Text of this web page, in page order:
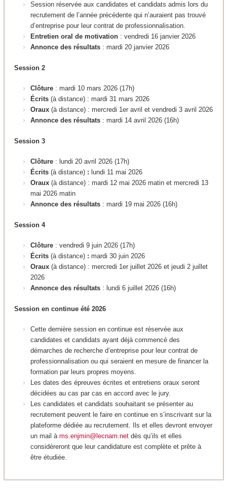
Session réservée aux candidates et candidats admis lors du
recrutement de l’année précédente qui n’auraient pas trouvé
d’entreprise pour leur contrat de professionnalisation.
Entretien oral de motivation : vendredi 16 janvier 2026
Annonce des résultats : mardi 20 janvier 2026
Session 2
Clôture : mardi 10 mars 2026 (17h)
Écrits (à distance) : mardi 31 mars 2026
Oraux (à distance) : mercredi 1er avril et vendredi 3 avril 2026
Annonce des résultats : mardi 14 avril 2026 (16h)
Session 3
Clôture : lundi 20 avril 2026 (17h)
Écrits (à distance) : lundi 11 mai 2026
Oraux (à distance) : mardi 12 mai 2026 matin et mercredi 13
mai 2026 matin
Annonce des résultats : mardi 19 mai 2026 (16h)
Session 4
Clôture : vendredi 9 juin 2026 (17h)
Écrits (à distance) : mardi 30 juin 2026
Oraux (à distance) : mercredi 1er juillet 2026 et jeudi 2 juillet
2026
Annonce des résultats : lundi 6 juillet 2026 (16h)
Session en continue été 2026
Cette dernière session en continue est réservée aux
candidates et candidats ayant déjà commencé des
démarches de recherche d’entreprise pour leur contrat de
professionnalisation ou qui seraient en mesure de financer la
formation par leurs propres moyens.
Les dates des épreuves écrites et entretiens oraux seront
décidées au cas par cas en accord avec le jury.
Les candidates et candidats souhaitant se présenter au
recrutement peuvent le faire en continue en s’inscrivant sur la
plateforme dédiée au recrutement. Ils et elles devront envoyer
un mail à ms.enjmin@lecnam.net dès qu’ils et elles
considéreront que leur candidature est complète et prête à
être étudiée.